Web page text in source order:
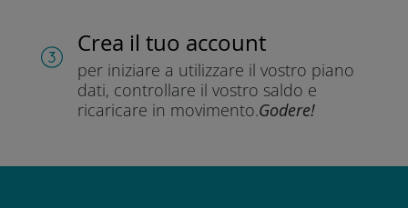
Crea il tuo account
per iniziare a utilizzare il vostro piano
dati, controllare il vostro saldo e
ricaricare in movimento.Godere!